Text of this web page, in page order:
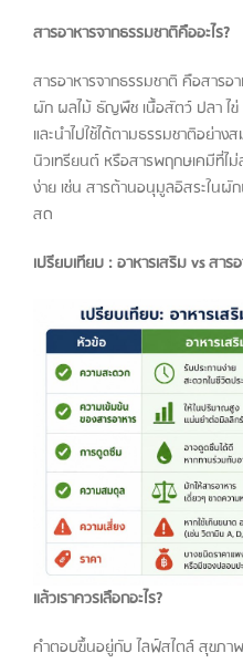
สารอาหารจากธรรมชาติคืออะไร?
สารอาหารจากธรรมชาติ คือสารอ
ผัก ผลไม้ ธัญพืช เนื้อสัตว์ ปลา ไ
และนำไปใช้ได้ตามธรรมชาติอย่า
นิวเทรียนต์ หรือสารพฤกษเคมีที่ไม่
ง่าย เช่น สารต้านอนุมูลอิสระในผั
สด
เปรียบเทียบ : อาหารเสริม vs สาร
แล้วเราควรเลือกอะไร?
คำตอบขึ้นอยู่กับ ไลฟ์สไตล์ สุขภา